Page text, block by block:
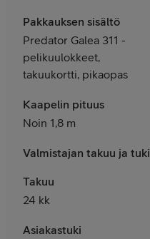
Pakkauksen sisältö
Predator Galea 311 -
pelikuulokkeet,
takuukortti, pikaopas
Kaapelin pituus
Noin 1,8 m
Valmistajan takuu ja tuki
Takuu
24 kk
Asiakastuki